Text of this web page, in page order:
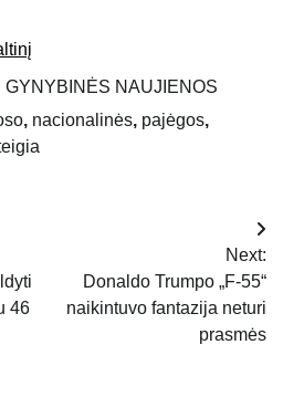
GYNYBINĖS NAUJIENOS
, nacionalinės, pajėgos,
46
Next:
Donaldo Trumpo „F-55“
naikintuvo fantazija neturi
prasmės